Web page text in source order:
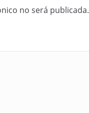
no será publicada.